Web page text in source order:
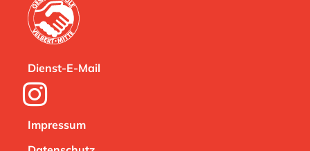
Dienst-E-Mail
Impressum